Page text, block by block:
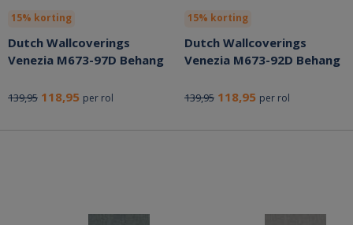
15% korting
Dutch Wallcoverings
Venezia M673-97D Behang
139,95 118,95 per rol
15% korting
Dutch Wallcoverings
Venezia M673-92D Behang
139,95 118,95 per rol